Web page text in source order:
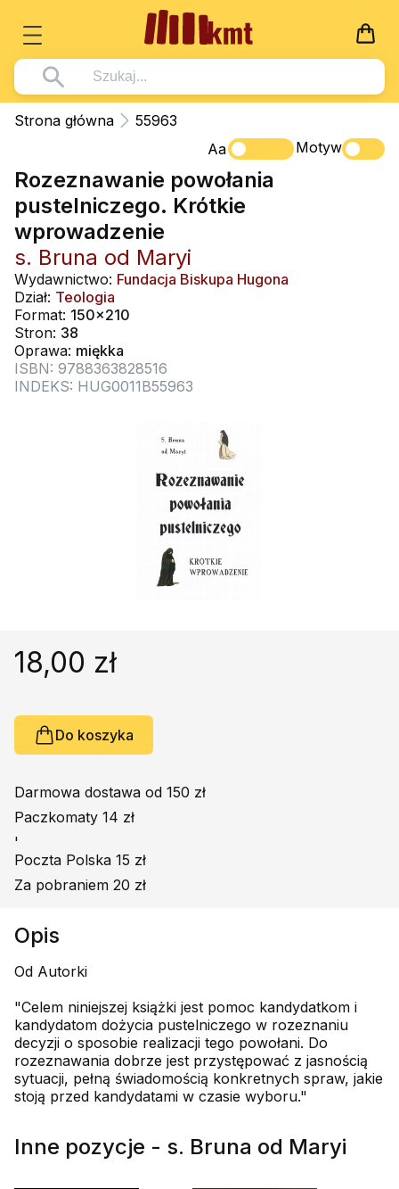
Książki
Wszystko z kategorii - Książki
Pismo Święte
Kościół Katolicki
Duszpasterstwo
Teologia
Życie chrześcijańskie
Duchowość
Literatura piękna
Wszystko z kategorii - Multimedia
DVD
CD-ROM
Muzyka
Rekolekcje i inne na CD
Śpiew i modlitwa
Muzyka klasyczna
Dla Dzieci
Wszystko z kategorii - Dla Dzieci
Literatura (D)
Płyty, DVD (D)
Podręczniki i pomoce dydaktyczne
Podręczniki
Wszystko z kategorii - Podręczniki
Podręczniki i pomoce dydaktyczne
Zabawa i Nauka
Nowości
Zaloguj się
Strona główna
55963
Aa
Motyw
Rozeznawanie powołania
pustelniczego. Krótkie
wprowadzenie
s. Bruna od Maryi
Wydawnictwo: Fundacja Biskupa Hugona
Dział: Teologia
Format: 150x210
Stron: 38
Oprawa: miękka
ISBN: 9788363828516
INDEKS: HUG0011B55963
18,00 zł
Do koszyka
Darmowa dostawa od 150 zł
Paczkomaty 14 zł
'
Poczta Polska 15 zł
Za pobraniem 20 zł
Opis
Od Autorki
"Celem niniejszej książki jest pomoc kandydatkom i
kandydatom dożycia pustelniczego w rozeznaniu
decyzji o sposobie realizacji tego powołani. Do
rozeznawania dobrze jest przystępować z jasnością
sytuacji, pełną świadomością konkretnych spraw, jakie
stoją przed kandydatami w czasie wyboru."
Inne pozycje - s. Bruna od Maryi